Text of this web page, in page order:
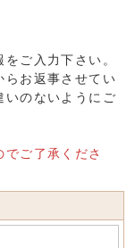
ご入力下さい。
らお返事させてい
いのないようにご
ご了承くださ